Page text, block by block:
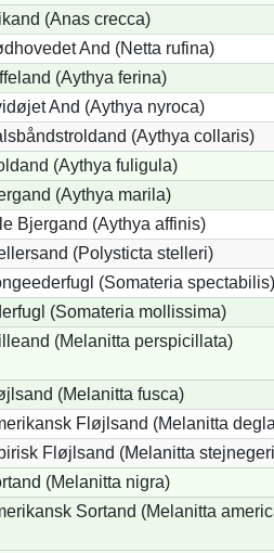
(Anas crecca)
And (Netta rufina)
(Aythya ferina)
And (Aythya nyroca)
(Aythya collaris)
(Aythya fuligula)
(Aythya marila)
Bjergand (Aythya affinis)
(Polysticta stelleri)
(Somateria spectabilis)
(Somateria mollissima)
(Melanitta perspicillata)
(Melanitta fusca)
Fløjlsand (Melanitta
Fløjlsand (Melanitta
(Melanitta nigra)
Sortand (Melanitta